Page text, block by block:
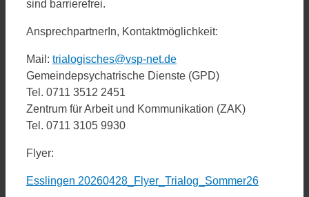
sind barrierefrei.
AnsprechpartnerIn, Kontaktmöglichkeit:
Mail: trialogisches@vsp-net.de
Gemeindepsychatrische Dienste (GPD)
Tel. 0711 3512 2451
Zentrum für Arbeit und Kommunikation (ZAK)
Tel. 0711 3105 9930
Flyer:
Esslingen 20260428_Flyer_Trialog_Sommer26